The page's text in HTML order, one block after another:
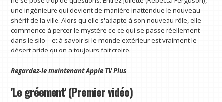
une ingénieure qui devient de manière inattendue le nouveau
shérif de la ville. Alors qu'elle s'adapte à son nouveau rôle, elle
commence à percer le mystère de ce qui se passe réellement
dans le silo – et à savoir si le monde extérieur est vraiment le
désert aride qu'on a toujours fait croire.
Regardez-le maintenantApple TV Plus
'Le gréement' (Premier vidéo)